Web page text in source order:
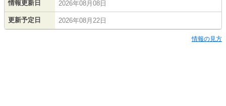
情報更新日 2026年08月08日
更新予定日 2026年08月22日
情報の見方